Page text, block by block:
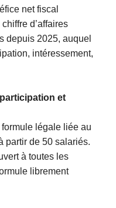
net fiscal
d’affaires
depuis 2025, auquel
intéressement,
et
légale liée au
partir de 50 salariés.
à toutes les
librement